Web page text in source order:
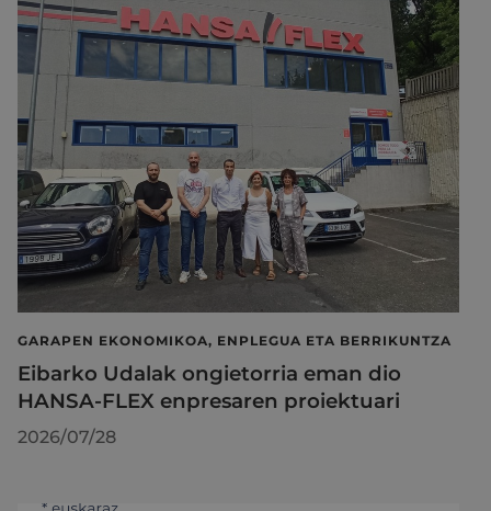
GARAPEN EKONOMIKOA, ENPLEGUA ETA BERRIKUNTZA
Eibarko Udalak ongietorria eman dio
HANSA-FLEX enpresaren proiektuari
2026/07/28